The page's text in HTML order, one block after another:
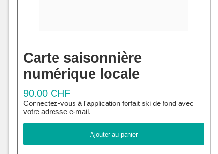
Carte saisonnière
numérique locale
90.00 CHF
Connectez-vous à l'application forfait ski de fond avec
votre adresse e-mail.